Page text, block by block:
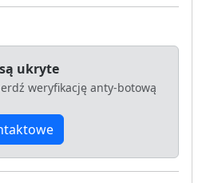
ukryte
weryfikację anty-botową